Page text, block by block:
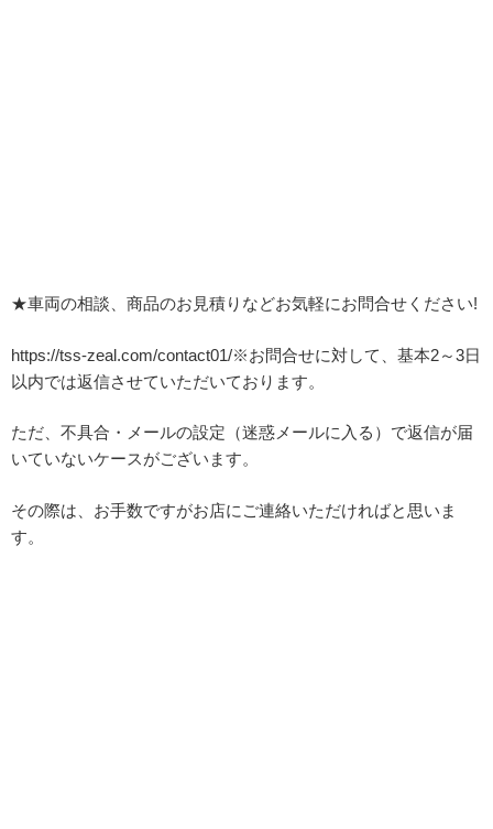
★車両の相談、商品のお見積りなどお気軽にお問合せください!
https://tss-zeal.com/contact01/※お問合せに対して、基本2～3日
以内では返信させていただいております。
ただ、不具合・メールの設定（迷惑メールに入る）で返信が届
いていないケースがございます。
その際は、お手数ですがお店にご連絡いただければと思いま
す。